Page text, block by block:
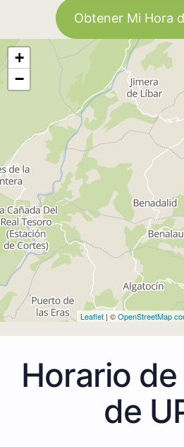
Obtener Mi Hora
+
−
Leaflet | ©OpenStreetMap
Horario
de